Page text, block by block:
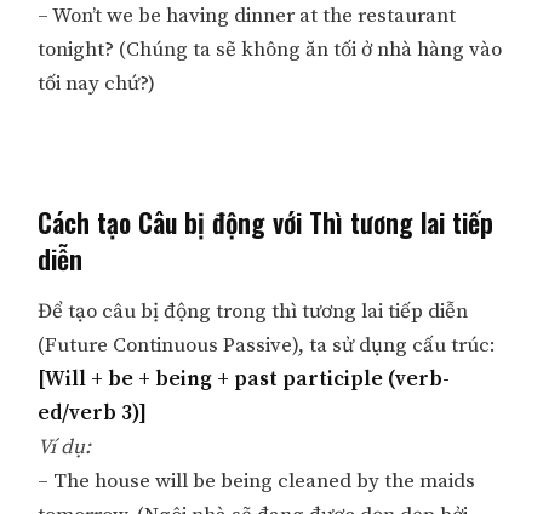
– Won’t we be having dinner at the restaurant
tonight? (Chúng ta sẽ không ăn tối ở nhà hàng vào
tối nay chứ?)
Cách tạo Câu bị động với Thì tương lai tiếp
diễn
Để tạo câu bị động trong thì tương lai tiếp diễn
(Future Continuous Passive), ta sử dụng cấu trúc:
[Will + be + being + past participle (verb-
ed/verb 3)]
Ví dụ:
– The house will be being cleaned by the maids